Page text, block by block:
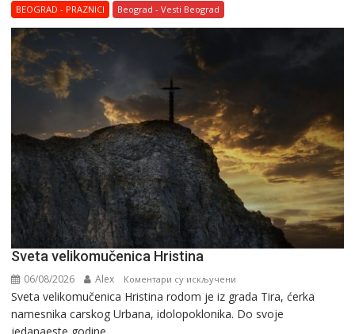
BEOGRAD - PRAZNICI Beograd - Vesti Beograd
Svеta vеlikоmučеnica Hristina
06/08/2026 Alex Коментари су искључени
Svеta
vеlikоmučеnica
Svеta vеlikоmučеnica Hristina rodom je iz grada Tira, ćerka
namesnika carskog Urbana, idolopoklonika. Dо svоје